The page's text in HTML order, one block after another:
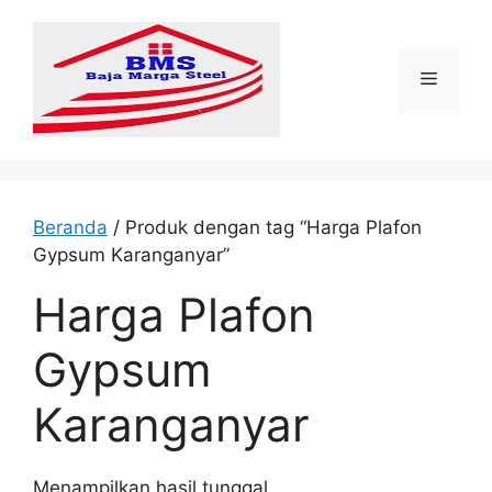
Menu
Beranda / Produk dengan tag “Harga Plafon
Gypsum Karanganyar”
Harga Plafon
Gypsum
Karanganyar
Menampilkan hasil tunggal